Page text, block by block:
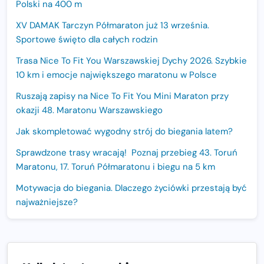
Polski na 400 m
XV DAMAK Tarczyn Półmaraton już 13 września.
Sportowe święto dla całych rodzin
Trasa Nice To Fit You Warszawskiej Dychy 2026. Szybkie
10 km i emocje największego maratonu w Polsce
Ruszają zapisy na Nice To Fit You Mini Maraton przy
okazji 48. Maratonu Warszawskiego
Jak skompletować wygodny strój do biegania latem?
Sprawdzone trasy wracają! Poznaj przebieg 43. Toruń
Maratonu, 17. Toruń Półmaratonu i biegu na 5 km
Motywacja do biegania. Dlaczego życiówki przestają być
najważniejsze?